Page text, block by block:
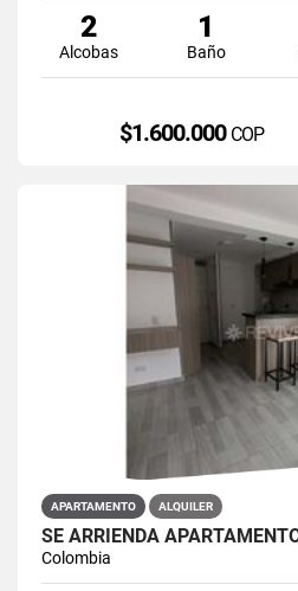
2
Alcobas
1
Baño
$1.600.000 COP
APARTAMENTO ALQUILER
Colombia